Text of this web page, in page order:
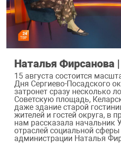
Наталья Фирсанова
15 августа состоится
Дня Сергиево-Посадского
затронет сразу несколько
Советскую площадь,
даже здание старой
жителей и гостей округа, в
нам рассказала начальник
отраслей социальной
администрации Наталья